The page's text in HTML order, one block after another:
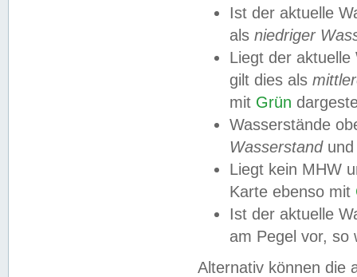
Ist der aktuelle
als niedriger
Liegt der
gilt dies als
mit Grün
Wasserstände
Wasserstandund
Liegt kein MHW
Karte ebenso mit
Ist der aktuelle
am Pegel vor,
Alternativ können die